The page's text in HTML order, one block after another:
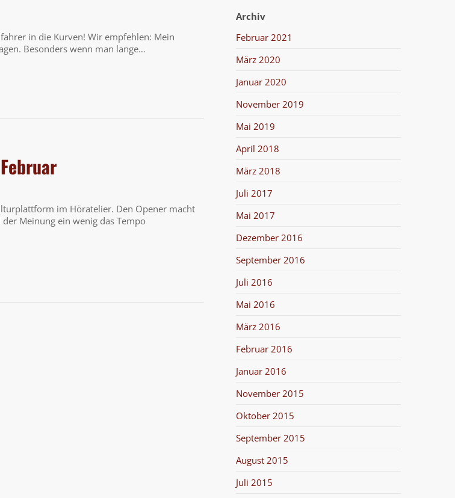
in die Kurven! Wir empfehlen: Mein
Besonders wenn man lange…
im Höratelier. Den Opener macht
Meinung ein wenig das Tempo
Archiv
Februar 2021
März 2020
Januar 2020
November 2019
Mai 2019
April 2018
März 2018
Juli 2017
Mai 2017
Dezember 2016
September 2016
Juli 2016
Mai 2016
März 2016
Februar 2016
Januar 2016
November 2015
Oktober 2015
September 2015
August 2015
Juli 2015